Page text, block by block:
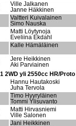
Ville Jalkanen
Janne Häkkinen
Valtteri Kuivalainen
Simo Nauska
Matti Löytynoja
Eveliina Ekdahl
Kalle Hämäläinen
Jere Heikkinen
Aki Parviainen
2WD yli 2550cc HR/Proto
Hannu Hautakoski
Juha Tervola
Timo Hyyryläinen
Tommi Ylisuvanto
Matti Hirvasniemi
Ville Salonen
Jani Heikkinen